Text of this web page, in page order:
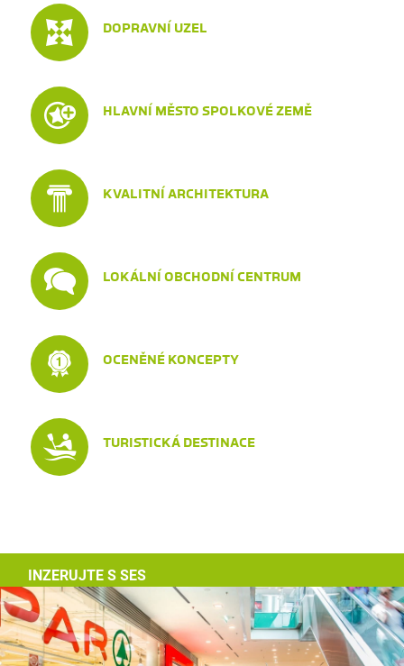
DOPRAVNÍ UZEL
HLAVNÍ MĚSTO SPOLKOVÉ ZEMĚ
KVALITNÍ ARCHITEKTURA
LOKÁLNÍ OBCHODNÍ CENTRUM
OCENĚNÉ KONCEPTY
TURISTICKÁ DESTINACE
INZERUJTE S SES